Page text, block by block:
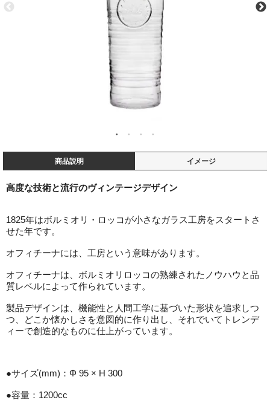
商品説明 イメージ
高度な技術と流行のヴィンテージデザイン
1825年はボルミオリ・ロッコが小さなガラス工房をスタートさ
せた年です。
オフィチーナには、工房という意味があります。
オフィチーナは、ボルミオリロッコの熟練されたノウハウと品
質レベルによって作られています。
製品デザインは、機能性と人間工学に基づいた形状を追求しつ
つ、どこか懐かしさを意図的に作り出し、それでいてトレンデ
ィーで創造的なものに仕上がっています。
●サイズ(mm)：Φ 95 × H 300
●容量：1200cc